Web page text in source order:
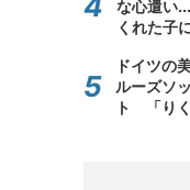
な心遣い
くれた子
ドイツの
ルーズソ
ト 「り